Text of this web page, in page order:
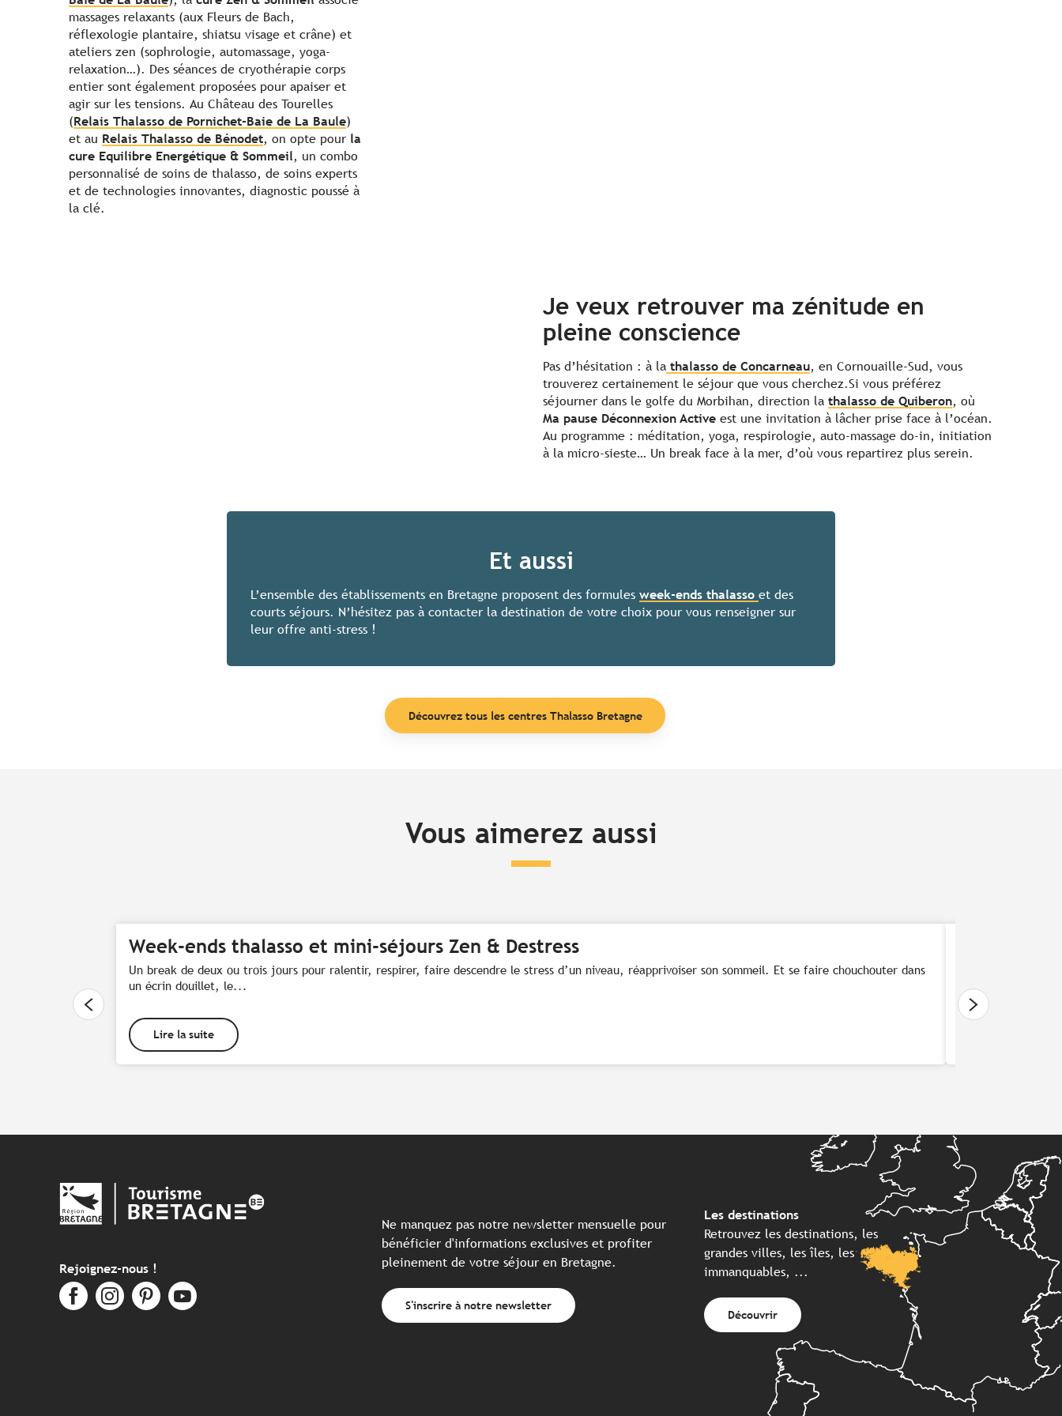
massages relaxants (aux Fleurs de Bach,
réflexologie plantaire, shiatsu visage et crâne) et
ateliers zen (sophrologie, automassage, yoga-
relaxation…). Des séances de cryothérapie corps
entier sont également proposées pour apaiser et
agir sur les tensions. Au Château des Tourelles
(Relais Thalasso de Pornichet-Baie de La Baule)
et au Relais Thalasso de Bénodet, on opte pour la
cure Equilibre Energétique & Sommeil, un combo
personnalisé de soins de thalasso, de soins experts
et de technologies innovantes, diagnostic poussé à
la clé.
Je veux retrouver ma zénitude en
pleine conscience
Pas d’hésitation : à la thalasso de Concarneau, en Cornouaille-Sud, vous
trouverez certainement le séjour que vous cherchez.Si vous préférez
séjourner dans le golfe du Morbihan, direction la thalasso de Quiberon, où
Ma pause Déconnexion Active est une invitation à lâcher prise face à l’océan.
Au programme : méditation, yoga, respirologie, auto-massage do-in, initiation
à la micro-sieste… Un break face à la mer, d’où vous repartirez plus serein.
Et aussi
L’ensemble des établissements en Bretagne proposent des formules week-ends thalasso et des
courts séjours. N’hésitez pas à contacter la destination de votre choix pour vous renseigner sur
leur offre anti-stress !
Découvrez tous les centres Thalasso Bretagne
Vous aimerez aussi
Week-ends thalasso et mini-séjours Zen & Destress
Un break de deux ou trois jours pour ralentir, respirer, faire descendre le stress d’un niveau, réapprivoiser son sommeil. Et se faire chouchouter dans
un écrin douillet, le...
Lire la suite
après les soins ou
Rejoignez-nous !
Ne manquez pas notre newsletter mensuelle pour
bénéficier d'informations exclusives et profiter
pleinement de votre séjour en Bretagne.
S'inscrire à notre newsletter
Les destinations
Retrouvez les destinations, les
grandes villes, les îles, les
immanquables, ...
Découvrir